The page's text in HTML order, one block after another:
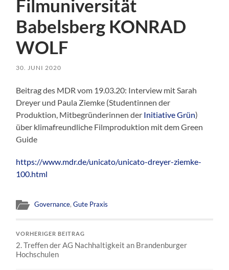
Filmuniversität
Babelsberg KONRAD
WOLF
30. JUNI 2020
Beitrag des MDR vom 19.03.20: Interview mit Sarah
Dreyer und Paula Ziemke (Studentinnen der
Produktion, Mitbegründerinnen der Initiative Grün)
über klimafreundliche Filmproduktion mit dem Green
Guide
https://www.mdr.de/unicato/unicato-dreyer-ziemke-
100.html
Governance,Gute Praxis
VORHERIGER BEITRAG
2. Treffen der AG Nachhaltigkeit an Brandenburger
Hochschulen